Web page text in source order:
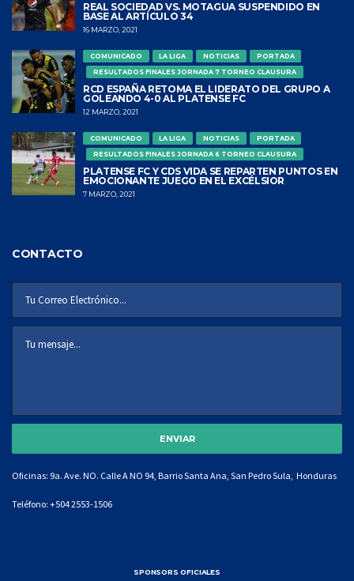
REAL SOCIEDAD VS. MOTAGUA SUSPENDIDO EN
BASE AL ARTÍCULO 34
16 MARZO, 2021
COMUNICADO LA LIGA NOTICIAS
PORTADA
RESULTADOS FINALES JORNADA 7 TORNEO CLAUSURA
RCD ESPAÑA RETOMA EL LIDERATO DEL GRUPO A
GOLEANDO 4-0 AL PLATENSE FC
12 MARZO, 2021
COMUNICADO LA LIGA NOTICIAS
PORTADA
RESULTADOS FINALES JORNADA 6 TORNEO CLAUSURA
PLATENSE FC Y CDS VIDA SE REPARTEN PUNTOS EN
EMOCIONANTE JUEGO EN EL EXCÉLSIOR
7 MARZO, 2021
CONTACTO
Oficinas: 9a. Ave. NO. Calle A NO 94, Barrio Santa Ana, San Pedro Sula, Honduras
Teléfono: +504 2553-1506
SPONSORS OFICIALES